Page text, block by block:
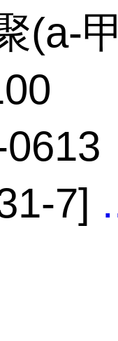
(a-
7]